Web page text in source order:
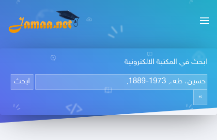
ابحث في المكتبة الالكترونية